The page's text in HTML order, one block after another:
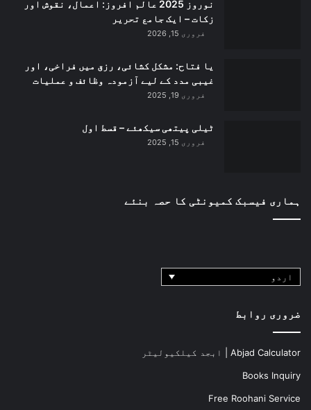
نوروز 2025 عالم افروز: اعمال، نقوش اور
زکات – ایک جامع تحریر
فروری 15, 2026
یا فتاح: مشکل کشائی، رزق میں فراخی، اور
غیبی مدد کے لیے آزمودہ وظائف و عملیات
فروری 19, 2025
ٹیلی پیتھی سیکھئے – قسط اول
فروری 15, 2025
ہماری فیسبک کمیونٹی کا حصہ بنئے
اردو
ضروری روابط
Abjad Calculator | ابجد کیلکیولیٹر
Books Inquiry
Free Roohani Service